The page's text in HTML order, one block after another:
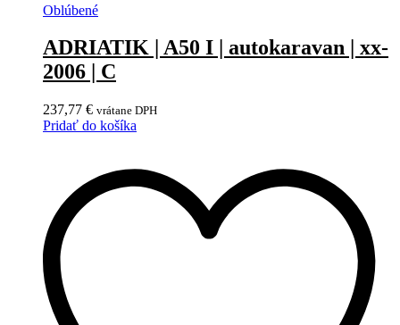
Oblúbené
ADRIATIK | A50 I | autokaravan | xx-
2006 | C
237,77 € vrátane DPH
Pridať do košíka